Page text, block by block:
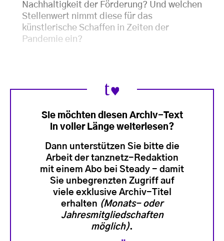
Nachhaltigkeit der Förderung? Und welchen
Stellenwert nimmt diese für das
künstlerische Schaffen in Zeiten der
Pandemie ein?
Sie möchten diesen Archiv-Text
in voller Länge weiterlesen?
Dann unterstützen Sie bitte die
Arbeit der tanznetz-Redaktion
mit einem Abo bei Steady - damit
Sie unbegrenzten Zugriff auf
viele exklusive Archiv-Titel
erhalten (Monats- oder
Jahresmitgliedschaften
möglich).